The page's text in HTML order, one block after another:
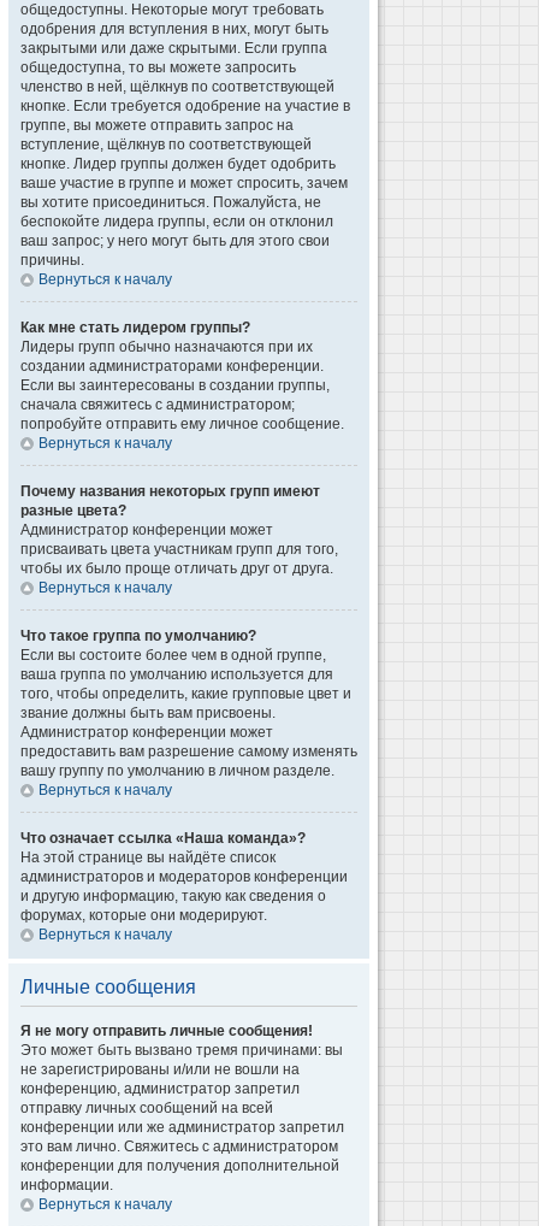
общедоступны. Некоторые могут требовать
одобрения для вступления в них, могут быть
закрытыми или даже скрытыми. Если группа
общедоступна, то вы можете запросить
членство в ней, щёлкнув по соответствующей
кнопке. Если требуется одобрение на участие в
группе, вы можете отправить запрос на
вступление, щёлкнув по соответствующей
кнопке. Лидер группы должен будет одобрить
ваше участие в группе и может спросить, зачем
вы хотите присоединиться. Пожалуйста, не
беспокойте лидера группы, если он отклонил
ваш запрос; у него могут быть для этого свои
причины.
Вернуться к началу
Как мне стать лидером группы?
Лидеры групп обычно назначаются при их
создании администраторами конференции.
Если вы заинтересованы в создании группы,
сначала свяжитесь с администратором;
попробуйте отправить ему личное сообщение.
Вернуться к началу
Почему названия некоторых групп имеют
разные цвета?
Администратор конференции может
присваивать цвета участникам групп для того,
чтобы их было проще отличать друг от друга.
Вернуться к началу
Что такое группа по умолчанию?
Если вы состоите более чем в одной группе,
ваша группа по умолчанию используется для
того, чтобы определить, какие групповые цвет и
звание должны быть вам присвоены.
Администратор конференции может
предоставить вам разрешение самому изменять
вашу группу по умолчанию в личном разделе.
Вернуться к началу
Что означает ссылка «Наша команда»?
На этой странице вы найдёте список
администраторов и модераторов конференции
и другую информацию, такую как сведения о
форумах, которые они модерируют.
Вернуться к началу
Личные сообщения
Я не могу отправить личные сообщения!
Это может быть вызвано тремя причинами: вы
не зарегистрированы и/или не вошли на
конференцию, администратор запретил
отправку личных сообщений на всей
конференции или же администратор запретил
это вам лично. Свяжитесь с администратором
конференции для получения дополнительной
информации.
Вернуться к началу